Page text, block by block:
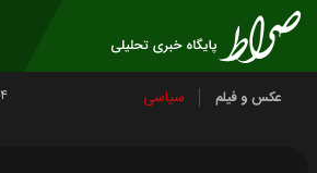
عکس و فیلم سیاسی ۰۴